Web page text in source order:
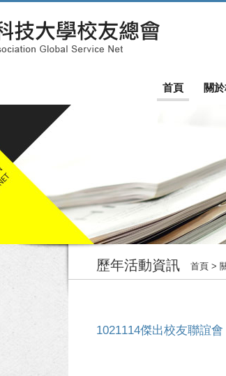
首頁 關
歷年活動資訊 首頁 >
1021114傑出校友聯誼會